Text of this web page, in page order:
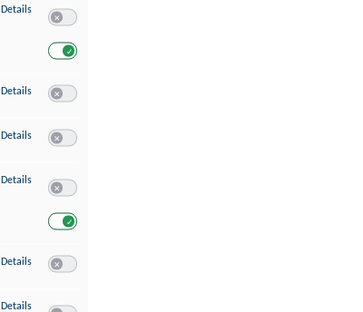
Details zu Verwendung reduzierter Daten zur Auswahl von Werbeanzeigen
Details zu Erstellung von Profilen für personalisierte Werbung
Details zu Verwendung von Profilen zur Auswahl personalisierter Werbung
Details zu Messung der Werbeleistung
Details zu Messung der Performance von Inhalten
Details zu Analyse von Zielgruppen durch Statistiken oder Kombinationen von